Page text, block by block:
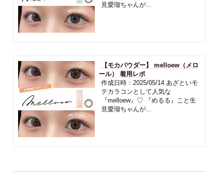
見愛瑠ちゃんが...
【モカパウダー】 melloew（メロ
ール） 着用レポ
作成日時：2025/05/14 あざといモ
テカラコンとして人気な
『melloew』♡ 『めるる』こと生
見愛瑠ちゃんが...